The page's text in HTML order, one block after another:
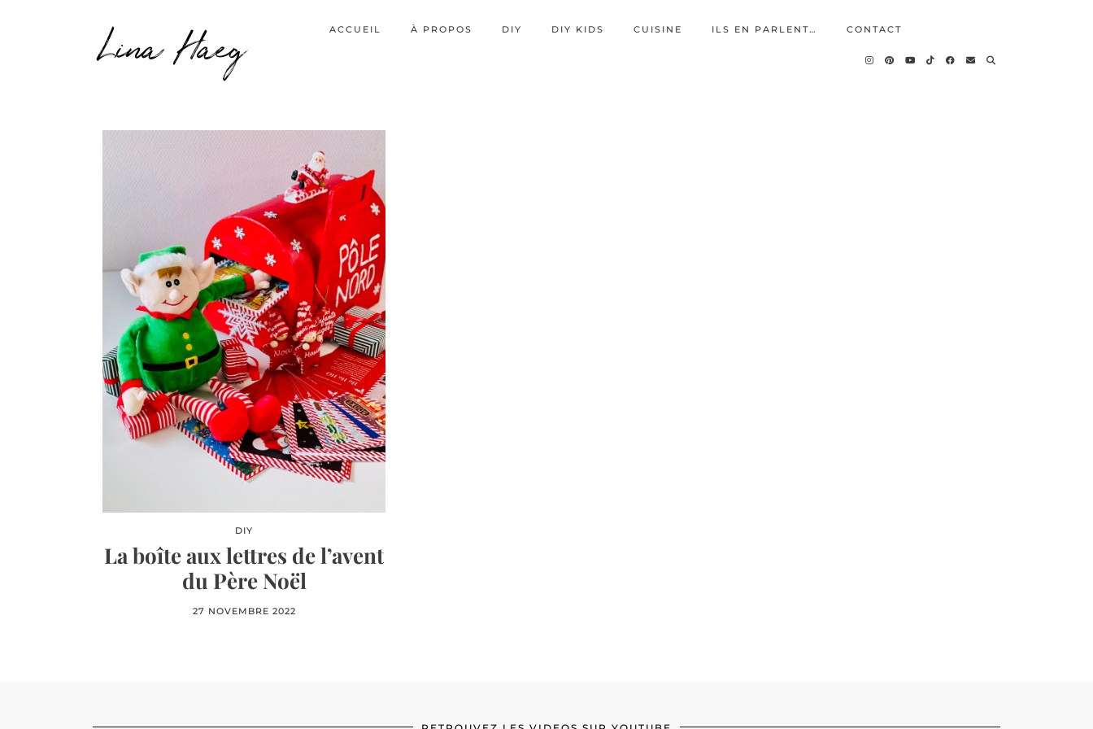
Lina Haeg ACCUEIL À PROPOS DIY DIY KIDS CUISINE ILS EN PARLENT… CONTACT
DIY
La boîte aux lettres de l’avent
du Père Noël
27 NOVEMBRE 2022